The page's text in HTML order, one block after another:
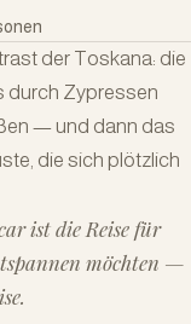
der Toskana: die
durch Zypressen
— und dann das
die sich plötzlich
ist die Reise für
möchten —